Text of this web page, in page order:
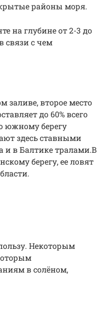
районы моря.
на глубине от 2-3 до
связи с чем
второе место
до 60% всего
южному берегу
здесь ставными
и в Балтике тралами.В
берегу, ее ловят
Некоторым
в солёном,